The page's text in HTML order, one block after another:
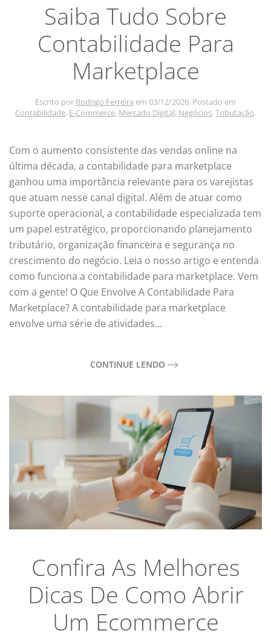
Saiba Tudo Sobre
Contabilidade Para
Marketplace
Escrito por Rodrigo Ferreira em 03/12/2026. Postado em
Contabilidade, E-Commerce, Mercado Digital, Negócios,Tributação.
Com o aumento consistente das vendas online na
última década, a contabilidade para marketplace
ganhou uma importância relevante para os varejistas
que atuam nesse canal digital. Além de atuar como
suporte operacional, a contabilidade especializada tem
um papel estratégico, proporcionando planejamento
tributário, organização financeira e segurança no
crescimento do negócio. Leia o nosso artigo e entenda
como funciona a contabilidade para marketplace. Vem
com a gente! O Que Envolve A Contabilidade Para
Marketplace? A contabilidade para marketplace
envolve uma série de atividades...
CONTINUE LENDO
Confira As Melhores
Dicas De Como Abrir
Um Ecommerce